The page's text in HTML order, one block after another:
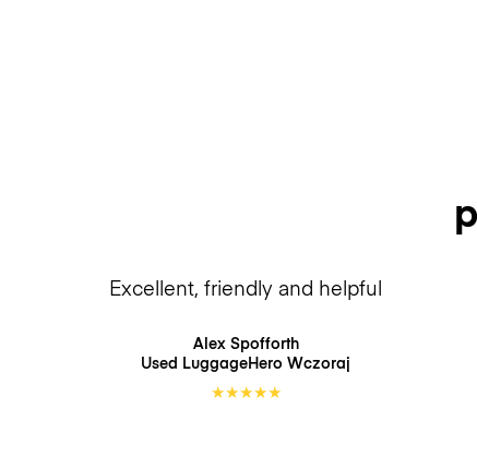
Excellent, friendly and helpful
Alex Spofforth
Used LuggageHero Wczoraj
★★★★★